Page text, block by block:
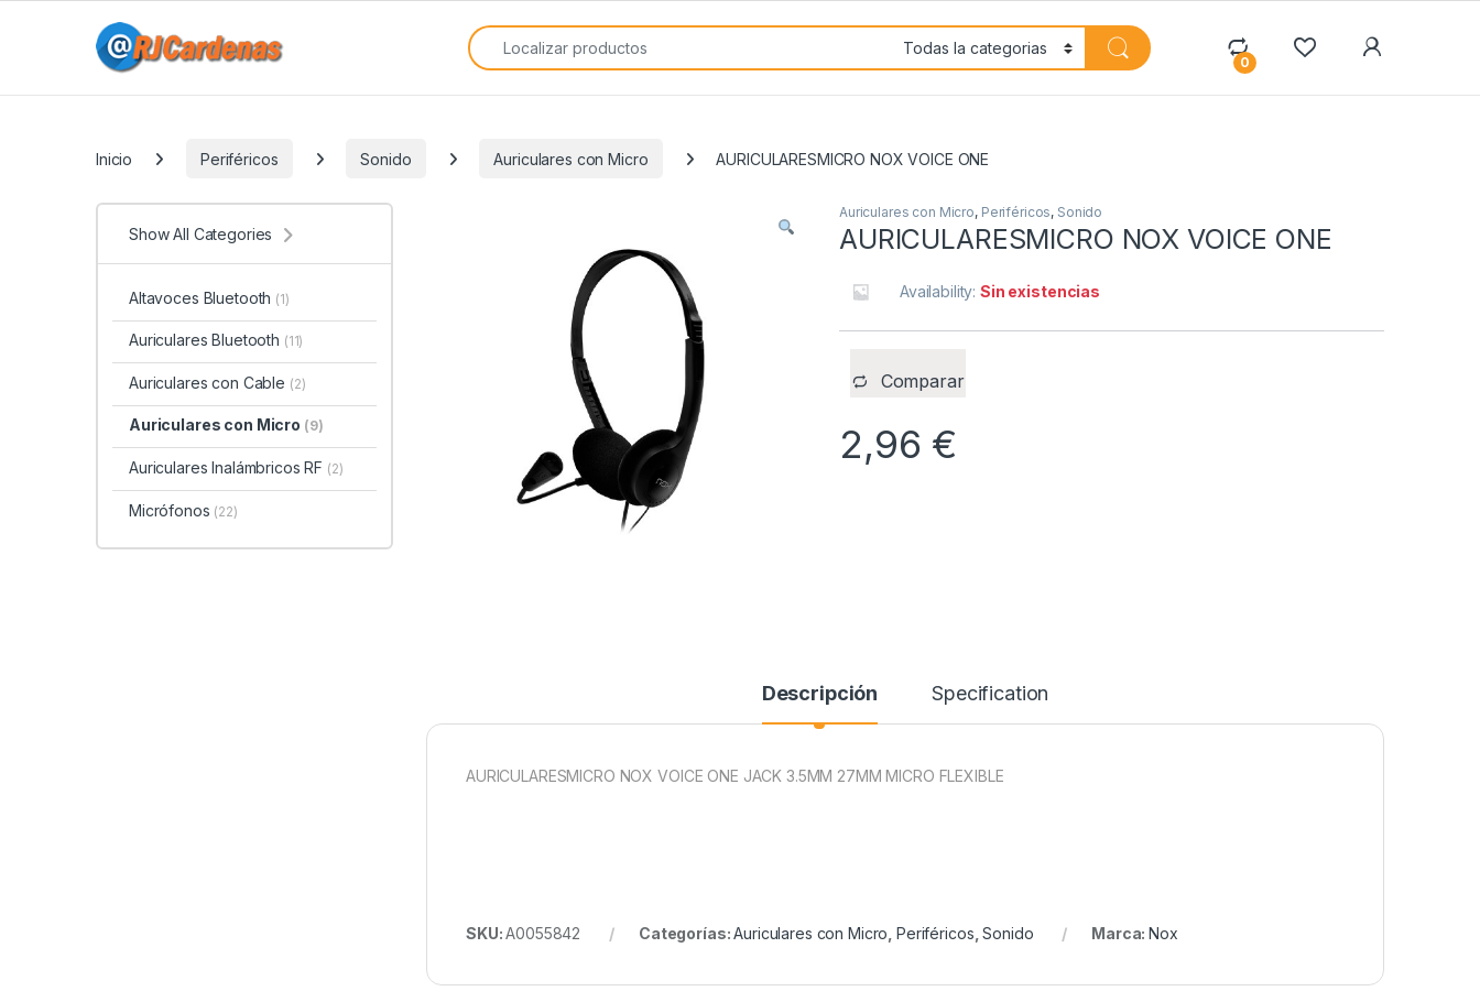
Search for:
0
Inicio Periféricos Sonido Auriculares con Micro AURICULARESMICRO NOX VOICE ONE
Auriculares con Micro, Periféricos, Sonido
AURICULARESMICRO NOX VOICE ONE
Availability:Sin existencias
Comparar
2,96 €
Descripción Specification
AURICULARESMICRO NOX VOICE ONE JACK 3.5MM 27MM MICRO FLEXIBLE
SKU:A0055842 Categorías:Auriculares con Micro ,Periféricos ,Sonido Marca:Nox
Show All Categories
Altavoces Bluetooth (1)
Auriculares Bluetooth (11)
Auriculares con Cable (2)
Auriculares con Micro (9)
Auriculares Inalámbricos RF (2)
Micrófonos (22)